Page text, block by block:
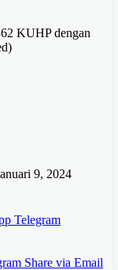
KUHP dengan
9, 2024
Telegram
Share via Email